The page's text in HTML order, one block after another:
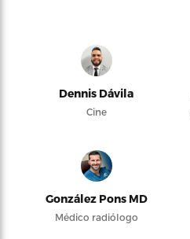
Dennis Dávila
Cine
González Pons MD
Médico radiólogo